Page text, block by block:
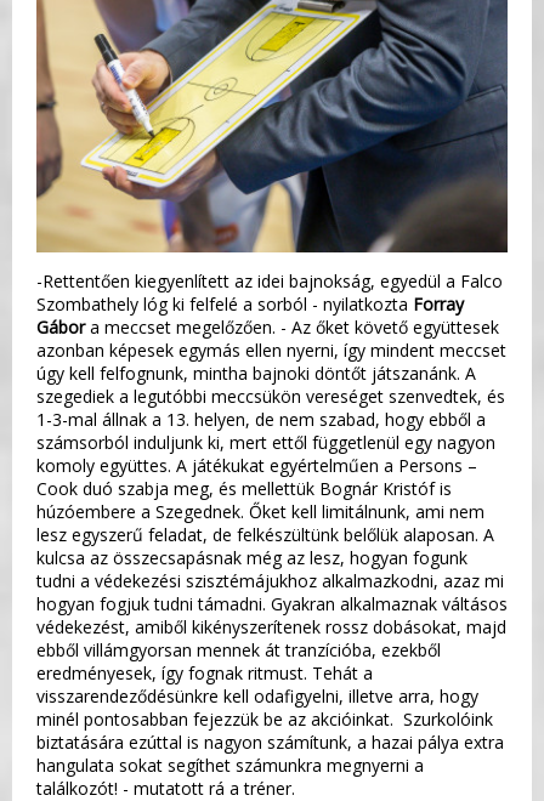
-Rettentően kiegyenlített az idei bajnokság, egyedül a Falco
Szombathely lóg ki felfelé a sorból - nyilatkozta Forray
Gábora meccset megelőzően. - Az őket követő együttesek
azonban képesek egymás ellen nyerni, így mindent meccset
úgy kell felfognunk, mintha bajnoki döntőt játszanánk. A
szegediek a legutóbbi meccsükön vereséget szenvedtek, és
1-3-mal állnak a 13. helyen, de nem szabad, hogy ebből a
számsorból induljunk ki, mert ettől függetlenül egy nagyon
komoly együttes. A játékukat egyértelműen a Persons –
Cook duó szabja meg, és mellettük Bognár Kristóf is
húzóembere a Szegednek. Őket kell limitálnunk, ami nem
lesz egyszerű feladat, de felkészültünk belőlük alaposan. A
kulcsa az összecsapásnak még az lesz, hogyan fogunk
tudni a védekezési szisztémájukhoz alkalmazkodni, azaz mi
hogyan fogjuk tudni támadni. Gyakran alkalmaznak váltásos
védekezést, amiből kikényszerítenek rossz dobásokat, majd
ebből villámgyorsan mennek át tranzícióba, ezekből
eredményesek, így fognak ritmust. Tehát a
visszarendeződésünkre kell odafigyelni, illetve arra, hogy
minél pontosabban fejezzük be az akcióinkat. Szurkolóink
biztatására ezúttal is nagyon számítunk, a hazai pálya extra
hangulata sokat segíthet számunkra megnyerni a
találkozót! - mutatott rá a tréner.